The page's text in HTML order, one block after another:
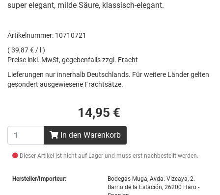
super elegant, milde Säure, klassisch-elegant.
Artikelnummer: 10710721
( 39,87 € / l )
Preise inkl. MwSt, gegebenfalls zzgl. Fracht
Lieferungen nur innerhalb Deutschlands. Für weitere Länder gelten
gesondert ausgewiesene Frachtsätze.
14,95 €
In den Warenkorb
Dieser Artikel ist nicht auf Lager und muss erst nachbestellt werden.
Hersteller/Importeur:
Bodegas Muga, Avda. Vizcaya, 2.
Barrio de la Estación, 26200 Haro -